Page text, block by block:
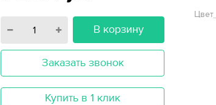
В корзину
Заказать звонок
Купить в 1 клик
Цвет